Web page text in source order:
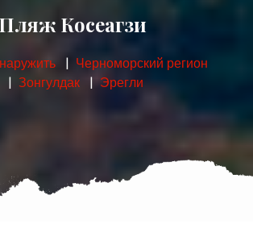
Пляж Косеагзи
Черноморский регион
Зонгулдак
Эрегли